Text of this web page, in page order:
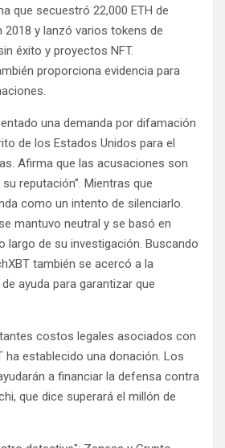
que secuestró 22,000 ETH de
2018 y lanzó varios tokens de
éxito y proyectos NFT.
proporciona evidencia para
una demanda por difamación
de los Estados Unidos para el
Afirma que las acusaciones son
reputación”. Mientras que
como un intento de silenciarlo.
mantuvo neutral y se basó en
largo de su investigación. Buscando
también se acercó a la
ayuda para garantizar que
costos legales asociados con
ha establecido una donación. Los
a financiar la defensa contra
que dice superará el millón de